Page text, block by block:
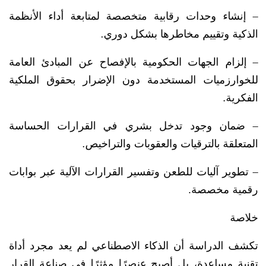
– إنشاء وحدات رقابية متخصصة لمتابعة أداء الأنظمة
الذكية وتقييم مخاطرها بشكل دوري.
– إلزام الجهات الحكومية بالإفصاح عن المبادئ العامة
للخوارزميات المستخدمة دون الإضرار بحقوق الملكية
الفكرية.
– ضمان وجود تدخل بشري في القرارات الحساسة
المتعلقة بالترقيات والعقوبات والتراخيص.
– تطوير آليات للطعن وتفسير القرارات الآلية عبر بوابات
رقمية مخصصة.
خلاصة
تكشف الدراسة أن الذكاء الاصطناعي لم يعد مجرد أداة
تقنية مساعدة، بل أصبح عنصرًا مؤثرًا في صناعة القرار